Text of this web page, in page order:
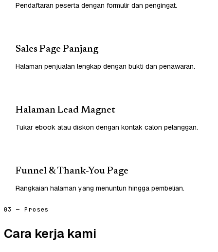
Pendaftaran peserta dengan formulir dan pengingat.
Sales Page Panjang
Halaman penjualan lengkap dengan bukti dan penawaran.
Halaman Lead Magnet
Tukar ebook atau diskon dengan kontak calon pelanggan.
Funnel & Thank-You Page
Rangkaian halaman yang menuntun hingga pembelian.
03 — Proses
Cara kerja kami